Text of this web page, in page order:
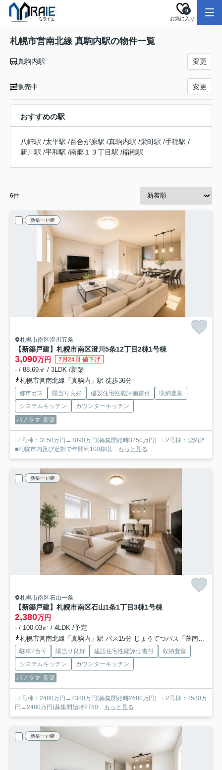
お気に入り
0
札幌市営南北線 真駒内駅の物件一覧
真駒内駅 変更
販売中 変更
おすすめの駅
八軒駅 /太平駅 /百合が原駅 /真駒内駅 /栄町駅 /手稲駅 /
新川駅 /平和駅 /南郷１３丁目駅 /稲穂駅
6件
新築一戸建
札幌市南区澄川五条
【新築戸建】札幌市南区澄川5条12丁目2棟1号棟
3,090万円 7月24日 値下げ
- / 88.69㎡ / 3LDK /新築
札幌市営南北線「真駒内」駅 徒歩36分
都市ガス 陽当り良好 建設住宅性能評価書付
収納豊富
システムキッチン
カウンターキッチン
パノラマ 新築
□1号棟：3150万円→3090万円(募集開始時3250万円) □2号棟：契約済
■札幌市内及び近郊で年間約100棟以... もっと見る
新築一戸建
札幌市南区石山一条
【新築戸建】札幌市南区石山1条1丁目3棟1号棟
2,380万円
- / 100.03㎡ / 4LDK /予定
札幌市営南北線「真駒内」駅 バス15分 じょうてつバス「藻南橋」 停歩8分
駐車2台可 陽当り良好 建設住宅性能評価書付
収納豊富
システムキッチン
カウンターキッチン
パノラマ 新築
□1号棟：2480万円→2380万円(募集開始時2680万円) □2号棟：2580万
円→2480万円(募集開始時2780... もっと見る
新築一戸建